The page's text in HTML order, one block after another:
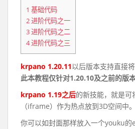
1 基础代码
2进阶代码之一
3进阶代码之二
4进阶代码之三
krpano 1.20.11以后版本支持直接
此本教程仅针对1.20.10及之前的版
krpano 1.19之后的新技能，就是
（iframe）作为热点放到3D空间中。
你可以如封面那样放入一个youku